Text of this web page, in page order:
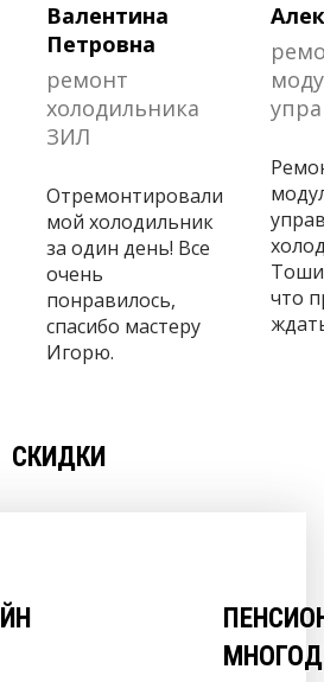
Валентина
Петровна
ремонт
холодильника
ЗИЛ
Отремонтировали
мой холодильник
за один день! Все
очень
понравилось,
спасибо мастеру
Игорю.
что
СКИДКИ